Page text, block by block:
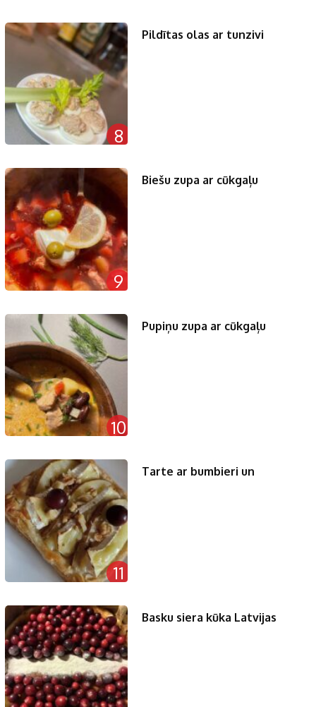
8
Pildītas olas ar tunzivi
9
Biešu zupa ar cūkgaļu
10
Pupiņu zupa ar cūkgaļu
11
Tarte ar bumbieri un
Basku siera kūka Latvijas